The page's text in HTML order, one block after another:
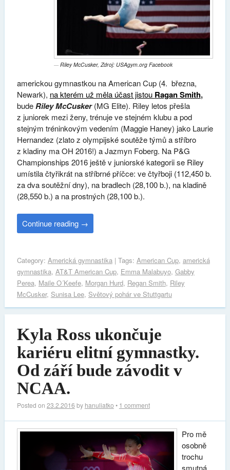
Riley McCusker, Zdroj: USAgym.org Facebook
americkou gymnastkou naAmerican Cup(4. března,
Newark), na kterém už měla účast jistou Ragan Smith,
budeRiley McCusker(MG Elite). Riley letos přešla
z juniorek mezi ženy, trénuje ve stejném klubu a pod
stejným tréninkovým vedením (Maggie Haney) jako Laurie
Hernandez (zlato z olympijské soutěže týmů a stříbro
z kladiny ma OH 2016!) a Jazmyn Foberg. Na P&G
Championships 2016 ještě v juniorské kategorii se Riley
umístila čtyřikrát na stříbrné příčce: ve čtyřboji (112,450 b.
za dva soutěžní dny), na bradlech (28,100 b.), na kladině
(28,550 b.) a na prostných (28,100 b.).
Continue reading →
Category: Americká gymnastika| Tags: American Cup, americká
gymnastika, AT&T American Cup, Emma Malabuyo, Gabby
Perea, Maile O´Keefe, Morgan Hurd, Regan Smith, Riley
McCusker, Sunisa Lee, Světový pohár ve Stuttgartu
Kyla Ross ukončuje
kariéru elitní gymnastky.
Od září bude závodit v
NCAA.
Posted on 23.2.2016 by hanuliatko • 1 comment
Pro mě
osobně
trochu
smutná